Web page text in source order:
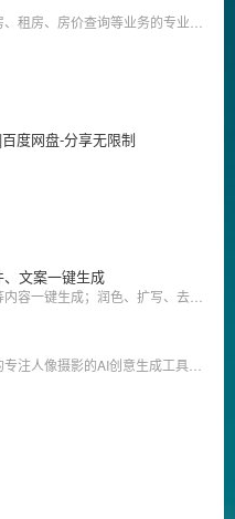
度网盘-分享无限制
文案一键生成